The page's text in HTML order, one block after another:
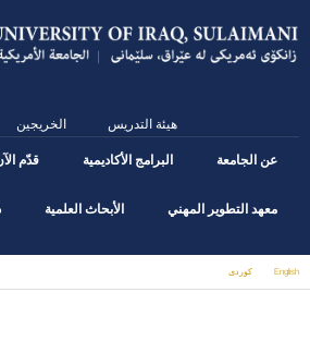
الخريجين هيئة التدريس
عن الجامعة البرامج الأكاديمية قدّم
معهد التطوير المهني الأبحاث العلمية
English كوردى